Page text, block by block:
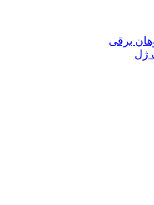
برقی
ژل